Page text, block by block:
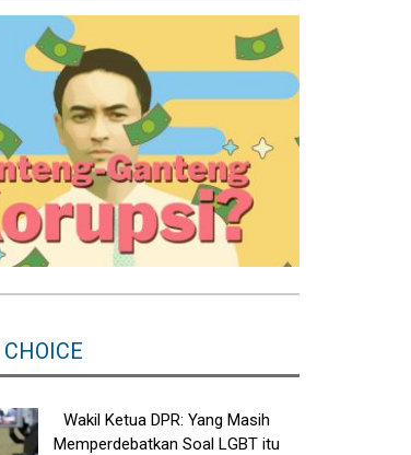
CHOICE
Wakil Ketua DPR: Yang Masih
Memperdebatkan Soal LGBT itu